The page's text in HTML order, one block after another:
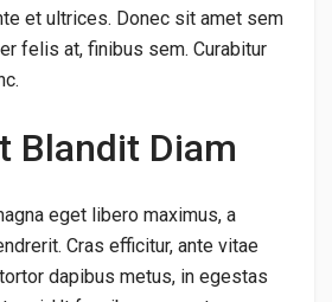
et ultrices. Donec sit amet sem
felis at, finibus sem. Curabitur
Blandit Diam
eget libero maximus, a
Cras efficitur, ante vitae
dapibus metus, in egestas